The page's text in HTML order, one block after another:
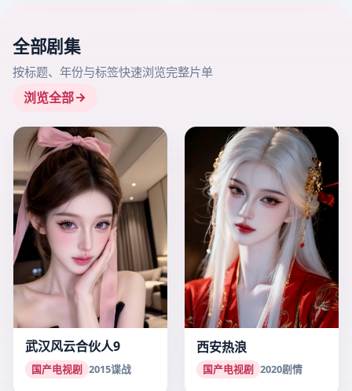
全部剧集
按标题、年份与标签快速浏览完整片单
浏览全部
武汉风云合伙人9
国产电视剧 2015谍战
西安热浪
国产电视剧 2020剧情